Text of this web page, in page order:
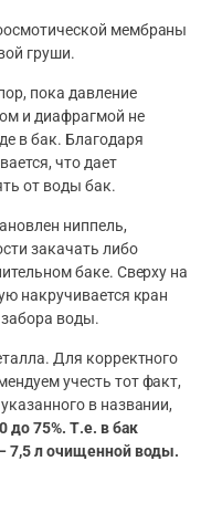
мембраны
груши.
пока давление
и диафрагмой не
в бак. Благодаря
что дает
от воды бак.
ниппель,
закачать либо
баке. Сверху на
накручивается кран
воды.
Для корректного
учесть тот факт,
в названии,
до 75%. Т.е. в бак
7,5 л очищенной воды.